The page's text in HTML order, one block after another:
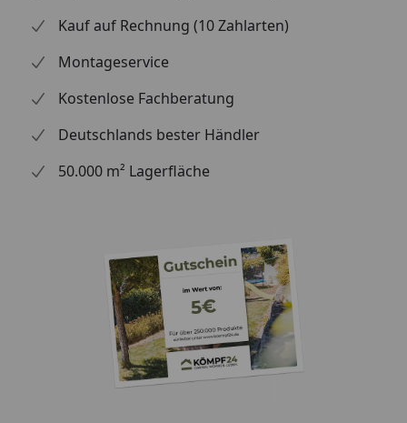
Kauf auf Rechnung (10 Zahlarten)
Montageservice
Kostenlose Fachberatung
Deutschlands bester Händler
50.000 m² Lagerfläche